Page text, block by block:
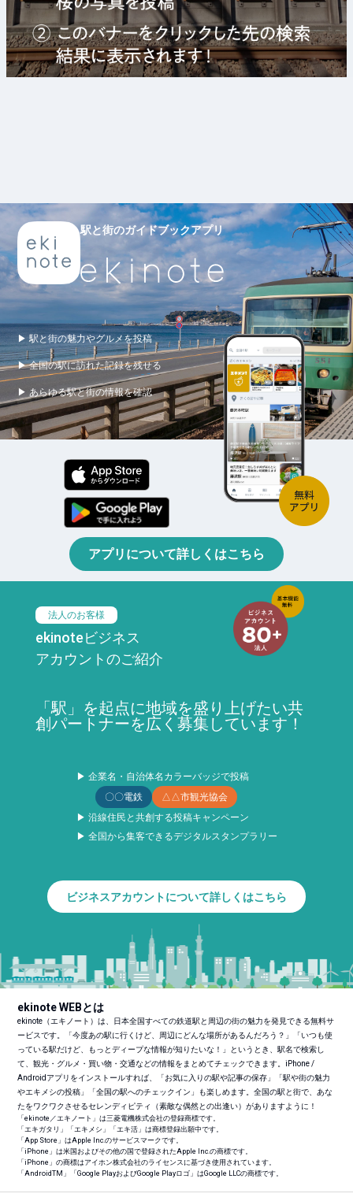
駅と街のガイドブックアプリ
▶ 駅と街の魅力やグルメを投稿
▶ 全国の駅に訪れた記録を残せる
▶ あらゆる駅と街の情報を確認
アプリについて詳しくはこちら
法人のお客様
ekinoteビジネス
アカウントのご紹介
「駅」を起点に地域を盛り上げたい共
創パートナーを広く募集しています！
▶ 企業名・自治体名カラーバッジで投稿
〇〇電鉄
△△市観光協会
▶ 沿線住民と共創する投稿キャンペーン
▶ 全国から集客できるデジタルスタンプラリー
ビジネスアカウントについて詳しくはこちら
ekinote WEBとは
ekinote（エキノート）は、日本全国すべての鉄道駅と周辺の街の魅力を発見できる無料サ
ービスです。「今度あの駅に行くけど、周辺にどんな場所があるんだろう？」「いつも使
っている駅だけど、もっとディープな情報が知りたいな！」というとき、駅名で検索し
て、観光・グルメ・買い物・交通などの情報をまとめてチェックできます。iPhone /
Androidアプリをインストールすれば、「お気に入りの駅や記事の保存」「駅や街の魅力
やエキメシの投稿」「全国の駅へのチェックイン」も楽しめます。全国の駅と街で、あな
たをワクワクさせるセレンディピティ（素敵な偶然との出逢い）がありますように！
「ekinote／エキノート」は三菱電機株式会社の登録商標です。
「エキガタリ」「エキメシ」「エキ活」は商標登録出願中です。
「App Store」はApple Inc.のサービスマークです。
「iPhone」は米国およびその他の国で登録されたApple Inc.の商標です。
「iPhone」の商標はアイホン株式会社のライセンスに基づき使用されています。
「AndroidTM 」「Google PlayおよびGoogle Playロゴ」はGoogle LLCの商標です。